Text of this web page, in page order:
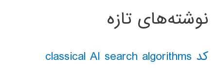
نوشته‌های تازه
کد classical AI search algorithms